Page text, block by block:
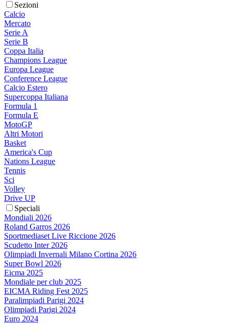
Sezioni
Calcio
Mercato
Serie A
Serie B
Coppa Italia
Champions League
Europa League
Conference League
Calcio Estero
Supercoppa Italiana
Formula 1
Formula E
MotoGP
Altri Motori
Basket
America's Cup
Nations League
Tennis
Sci
Volley
Drive UP
Speciali
Mondiali 2026
Roland Garros 2026
Sportmediaset Live Riccione 2026
Scudetto Inter 2026
Olimpiadi Invernali Milano Cortina 2026
Super Bowl 2026
Eicma 2025
Mondiale per club 2025
EICMA Riding Fest 2025
Paralimpiadi Parigi 2024
Olimpiadi Parigi 2024
Euro 2024